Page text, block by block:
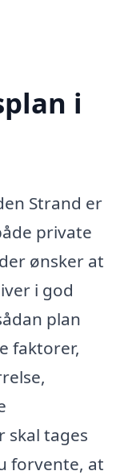
i
Strand er
private
ønsker at
i god
plan
faktorer,
skal tages
forvente, at